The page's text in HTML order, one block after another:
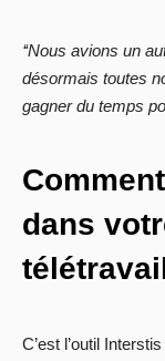
‘‘Nous avions un
désormais toutes
gagner du temps
dans
C’est l’outil